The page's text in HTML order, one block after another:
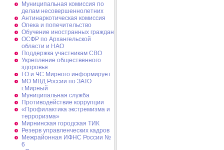
Муниципальная комиссия по
делам несовершеннолетних
Антинаркотическая комиссия
Опека и попечительство
Обучение иностранных граждан
ОСФР по Архангельской
области и НАО
Поддержка участникам СВО
Укрепление общественного
здоровья
ГО и ЧС Мирного информирует
МО МВД России по ЗАТО
г.Мирный
Муниципальная cлужба
Противодействие коррупции
«Профилактика экстремизма и
терроризма»
Мирнинская городская ТИК
Резерв управленческих кадров
Межрайонная ИФНС России №
6